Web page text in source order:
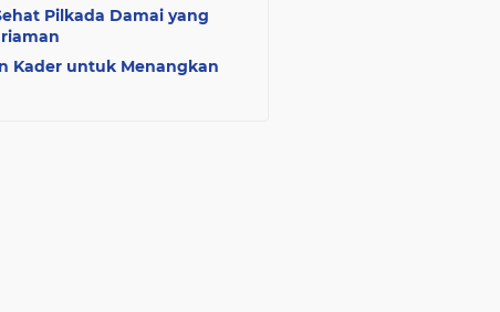
Pilkada Damai yang
Kader untuk Menangkan